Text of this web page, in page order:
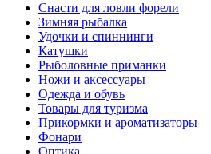
Снасти для ловли форели
Зимняя рыбалка
Удочки и спиннинги
Катушки
Рыболовные приманки
Ножи и аксессуары
Одежда и обувь
Товары для туризма
Прикормки и ароматизаторы
Фонари
Оптика